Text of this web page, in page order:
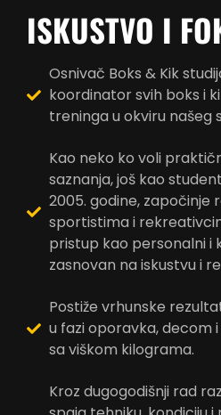
ISKUSTVO I
Osnivač Boks & Kik
koordinator svih boks i
treninga u okviru našeg
Kao neko ko voli
saznanja, još kao
2005. godine, započinje
sportistima i
pristup kao personalni i
zasnovan na iskustvu i
Postiže vrhunske
u fazi oporavka, decom
sa viškom kilograma.
Kroz dugogodišnji rad